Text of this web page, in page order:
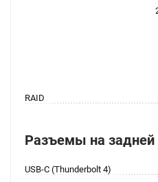
RAID
Разъемы на задней
USB-C (Thunderbolt 4)